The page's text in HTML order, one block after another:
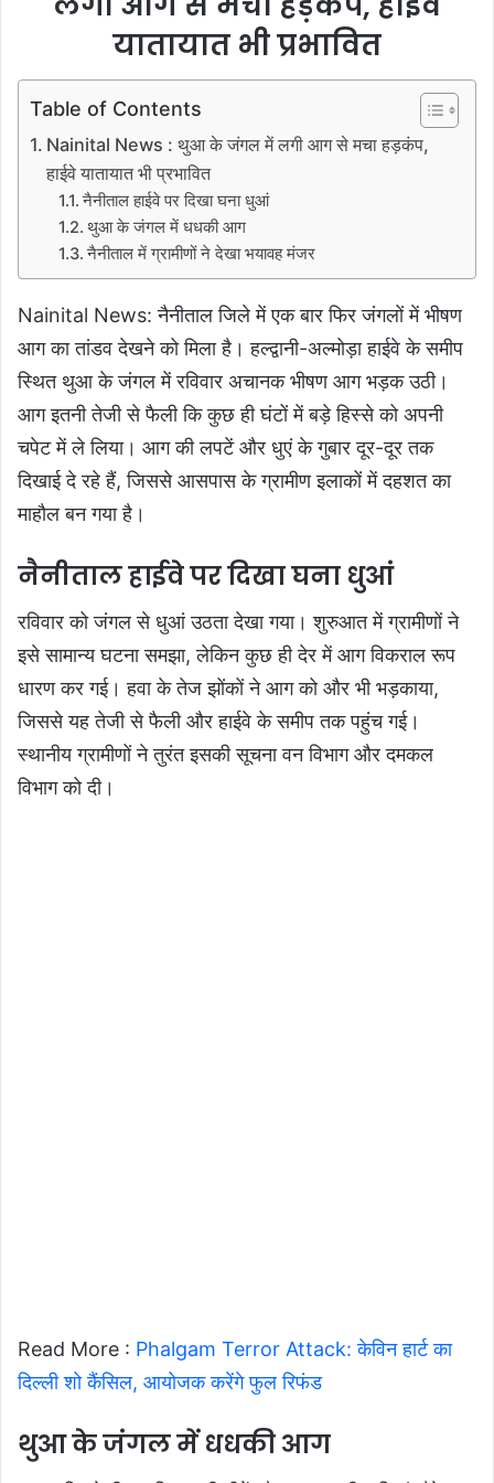
यातायात भी प्रभावित
Table of Contents
Nainital News : थुआ के जंगल में लगी आग से मचा हड़कंप,
हाईवे यातायात भी प्रभावित
नैनीताल हाईवे पर दिखा घना धुआं
थुआ के जंगल में धधकी आग
नैनीताल में ग्रामीणों ने देखा भयावह मंजर
Nainital News: नैनीताल जिले में एक बार फिर जंगलों में भीषण
आग का तांडव देखने को मिला है। हल्द्वानी-अल्मोड़ा हाईवे के समीप
स्थित थुआ के जंगल में रविवार अचानक भीषण आग भड़क उठी।
आग इतनी तेजी से फैली कि कुछ ही घंटों में बड़े हिस्से को अपनी
चपेट में ले लिया। आग की लपटें और धुएं के गुबार दूर-दूर तक
दिखाई दे रहे हैं, जिससे आसपास के ग्रामीण इलाकों में दहशत का
माहौल बन गया है।
नैनीताल हाईवे पर दिखा घना धुआं
रविवार को जंगल से धुआं उठता देखा गया। शुरुआत में ग्रामीणों ने
इसे सामान्य घटना समझा, लेकिन कुछ ही देर में आग विकराल रूप
धारण कर गई। हवा के तेज झोंकों ने आग को और भी भड़काया,
जिससे यह तेजी से फैली और हाईवे के समीप तक पहुंच गई।
स्थानीय ग्रामीणों ने तुरंत इसकी सूचना वन विभाग और दमकल
विभाग को दी।
Read More : Phalgam Terror Attack: केविन हार्ट का
दिल्ली शो कैंसिल, आयोजक करेंगे फुल रिफंड
थुआ के जंगल में धधकी आग